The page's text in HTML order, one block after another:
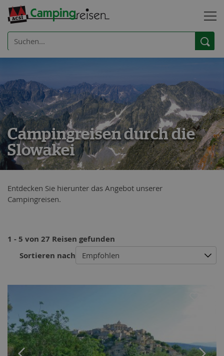
Campingreisen durch die
Slowakei
Entdecken Sie hierunter das Angebot unserer
Campingreisen.
1 - 5 von 27 Reisen gefunden
Sortieren nach
Empfohlen